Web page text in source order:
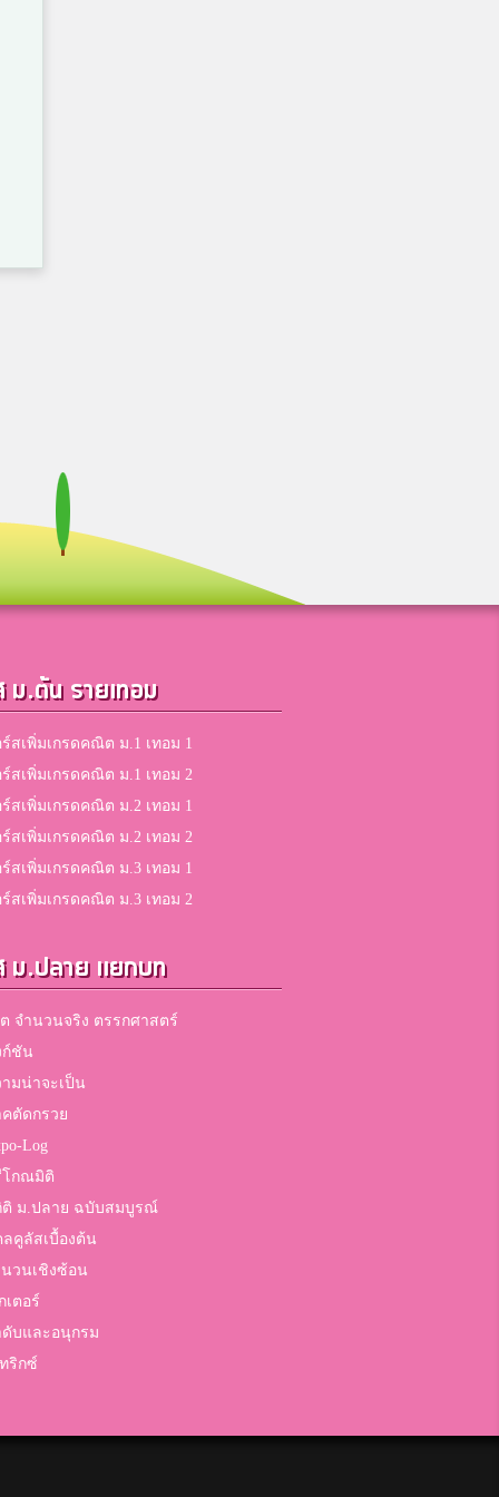
ม.ต้น รายเทอม
สเพิ่มเกรดคณิต ม.1 เทอม 1
สเพิ่มเกรดคณิต ม.1 เทอม 2
สเพิ่มเกรดคณิต ม.2 เทอม 1
สเพิ่มเกรดคณิต ม.2 เทอม 2
สเพิ่มเกรดคณิต ม.3 เทอม 1
สเพิ่มเกรดคณิต ม.3 เทอม 2
ม.ปลาย แยกบท
จำนวนจริง ตรรกศาสตร์
ก์ชัน
มน่าจะเป็น
ตัดกรวย
Log
โกณมิติ
ติ ม.ปลาย ฉบับสมบูรณ์
คูลัสเบื้องต้น
วนเชิงซ้อน
เตอร์
บและอนุกรม
ริกซ์